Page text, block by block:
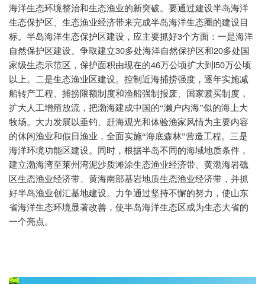
海洋生态环境整治和生态渔业的新突破。要通过建设半岛海洋
生态保护区、生态渔业经济带来完成半岛海洋生态圈的建设目
标。半岛海洋生态保护区建设，应主要抓好3个方面：一是海洋
自然保护区建设。争取建立30多处海洋自然保护区和20多处国
家级生态示范区，保护面积由现在的46万公顷扩大到 l50万公顷
以上。二是生态渔业区建设。控制近海捕捞强度，逐年实施减
船转产工程、捕捞限额制度和渔船强制报废、国家赎买制度，
扩大人工增殖放流，把渤海建成中国的“濑户内海”似的海上大
牧场。大力发展以垂钓、赶海观光和体验渔家风情为主要内容
的休闲渔业和假日渔业，全面实施“海底森林”营造工程。三是
海洋环境功能区建设。同时，根据半岛不同的海域地质条件，
建立渤海湾至莱州湾泥沙质滩涂生态渔业经济带、黄渤海岩礁
区生态渔业经济带、黄海南部基岩地质生态渔业经济带，并抓
好半岛渔业创汇基地建设。力争通过坚持不懈的努力，使山东
省海洋生态环境显著改善，使半岛海洋生态区成为生态大省的
一个亮点。